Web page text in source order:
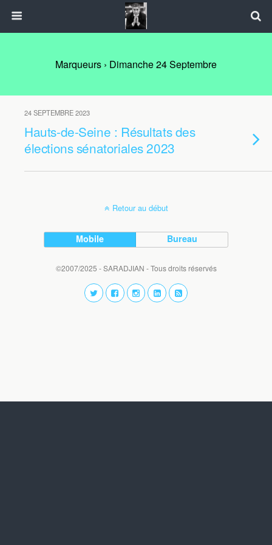
Marqueurs › Dimanche 24 Septembre
24 SEPTEMBRE 2023
Hauts-de-Seine : Résultats des
élections sénatoriales 2023
Retour au début
Mobile Bureau
©2007/2025 - SARADJIAN - Tous droits réservés